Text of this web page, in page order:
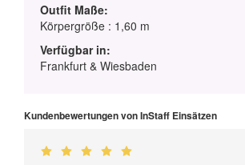
Outfit Maße:
Körpergröße : 1,60 m
Verfügbar in:
Frankfurt & Wiesbaden
Kundenbewertungen von InStaff Einsätzen